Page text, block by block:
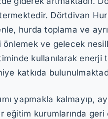
Dörtdivan
hurda toplama ve
ve gelecek
kullanılarak
katkıda
yapmakla
eğitim kurumlarında